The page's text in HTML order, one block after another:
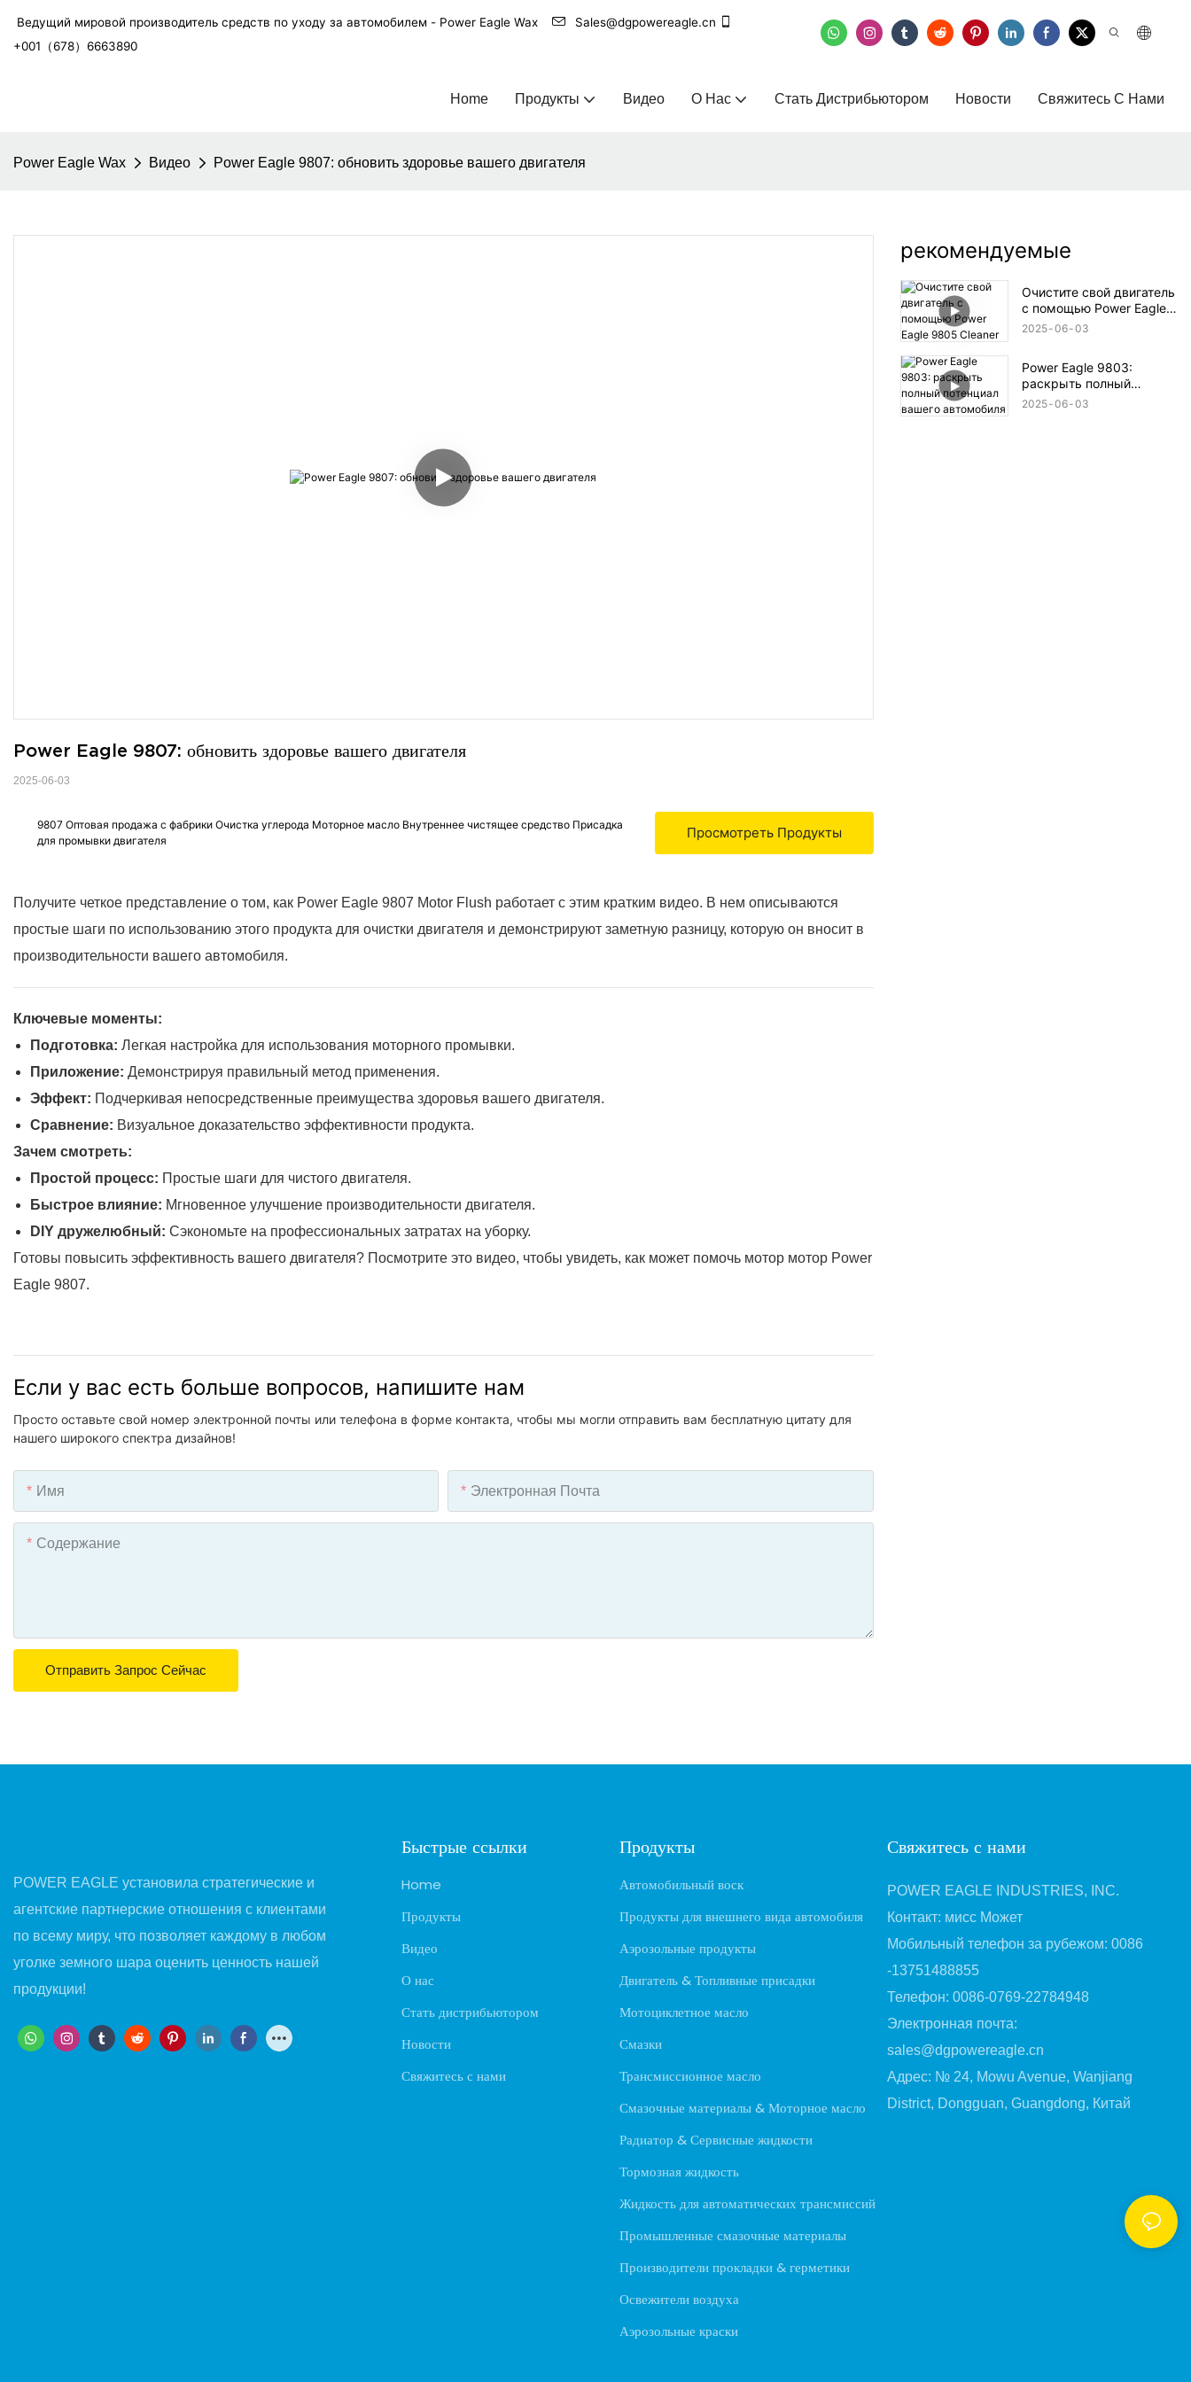
Ведущий мировой производитель средств по уходу за автомобилем - Power Eagle Wax
Sales@dgpowereagle.cn
+001（678）6663890
Home Продукты Видео О Нас Стать Дистрибьютором Новости Свяжитесь С Нами
Power Eagle Wax Видео Power Eagle 9807: обновить здоровье вашего двигателя
Power Eagle 9807: обновить здоровье вашего двигателя
2025-06-03
9807 Оптовая продажа с фабрики Очистка углерода Моторное масло Внутреннее чистящее средство Присадка
для промывки двигателя
Просмотреть Продукты
Получите четкое представление о том, как Power Eagle 9807 Motor Flush работает с этим кратким видео. В нем описываются
простые шаги по использованию этого продукта для очистки двигателя и демонстрируют заметную разницу, которую он вносит в
производительности вашего автомобиля.
Ключевые моменты:
Подготовка:Легкая настройка для использования моторного промывки.
Приложение:Демонстрируя правильный метод применения.
Эффект: Подчеркивая непосредственные преимущества здоровья вашего двигателя.
Сравнение: Визуальное доказательство эффективности продукта.
Зачем смотреть:
Простой процесс: Простые шаги для чистого двигателя.
Быстрое влияние: Мгновенное улучшение производительности двигателя.
DIY дружелюбный:Сэкономьте на профессиональных затратах на уборку.
Готовы повысить эффективность вашего двигателя? Посмотрите это видео, чтобы увидеть, как может помочь мотор мотор Power
Eagle 9807.
Если у вас есть больше вопросов, напишите нам
Просто оставьте свой номер электронной почты или телефона в форме контакта, чтобы мы могли отправить вам бесплатную цитату для
нашего широкого спектра дизайнов!
Имя Электронная Почта
Содержание
Отправить Запрос Сейчас
рекомендуемые
Очистите свой двигатель
с помощью Power Eagle
9805 Cleaner
2025 06 03
Power Eagle 9803:
раскрыть полный
потенциал вашего
2025 06 03
POWER EAGLE установила стратегические и
агентские партнерские отношения с клиентами
по всему миру, что позволяет каждому в любом
уголке земного шара оценить ценность нашей
продукции!
Быстрые ссылки
Home
Продукты
Видео
О нас
Стать дистрибьютором
Новости
Свяжитесь с нами
Продукты
Автомобильный воск
Продукты для внешнего вида автомобиля
Аэрозольные продукты
Двигатель & Топливные присадки
Мотоциклетное масло
Смазки
Трансмиссионное масло
Смазочные материалы & Моторное масло
Радиатор & Сервисные жидкости
Тормозная жидкость
Жидкость для автоматических трансмиссий
Промышленные смазочные материалы
Производители прокладки & герметики
Освежители воздуха
Аэрозольные краски
Свяжитесь с нами
POWER EAGLE INDUSTRIES, INC.
Контакт: мисс Может
Мобильный телефон за рубежом: 0086
-13751488855
Телефон: 0086-0769-22784948
Электронная почта:
sales@dgpowereagle.cn
Адрес: № 24, Mowu Avenue, Wanjiang
District, Dongguan, Guangdong, Китай